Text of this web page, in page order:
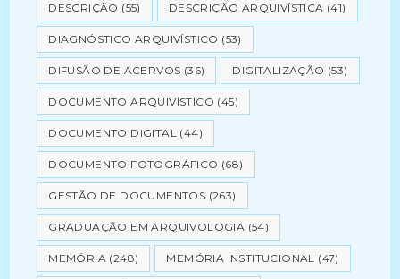
DESCRIÇÃO (55) DESCRIÇÃO ARQUIVÍSTICA (41)
DIAGNÓSTICO ARQUIVÍSTICO (53)
DIFUSÃO DE ACERVOS (36) DIGITALIZAÇÃO (53)
DOCUMENTO ARQUIVÍSTICO (45)
DOCUMENTO DIGITAL (44)
DOCUMENTO FOTOGRÁFICO (68)
GESTÃO DE DOCUMENTOS (263)
GRADUAÇÃO EM ARQUIVOLOGIA (54)
MEMÓRIA (248) MEMÓRIA INSTITUCIONAL (47)